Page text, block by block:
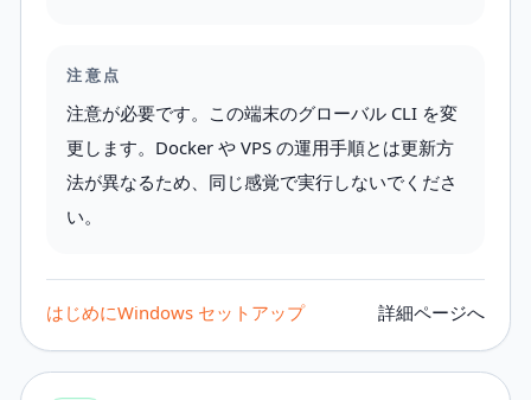
注意点
注意が必要です。この端末のグローバル CLI を変
更します。Docker や VPS の運用手順とは更新方
法が異なるため、同じ感覚で実行しないでくださ
い。
はじめにWindows セットアップ 詳細ページへ